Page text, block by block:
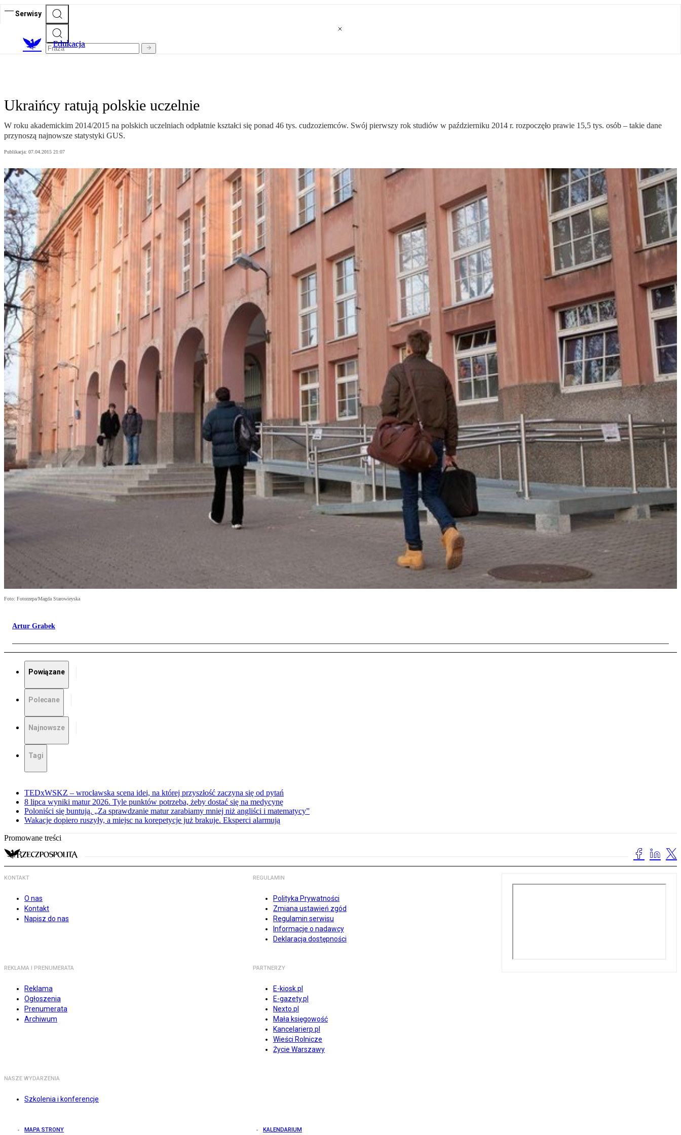
Serwisy
Edukacja
Ukraińcy ratują polskie uczelnie
W roku akademickim 2014/2015 na polskich uczelniach odpłatnie kształci się ponad 46 tys. cudzoziemców. Swój pierwszy rok studiów w październiku 2014 r. rozpoczęło prawie 15,5 tys. osób – takie dane
przynoszą najnowsze statystyki GUS.
Publikacja: 07.04.2015 21:07
Foto: Fotorzepa/Magda Starowieyska
Artur Grabek
Powiązane
Polecane
Najnowsze
Tagi
TEDxWSKZ – wrocławska scena idei, na której przyszłość zaczyna się od pytań
8 lipca wyniki matur 2026. Tyle punktów potrzeba, żeby dostać się na medycynę
Poloniści się buntują. „Za sprawdzanie matur zarabiamy mniej niż angliści i matematycy”
Wakacje dopiero ruszyły, a miejsc na korepetycje już brakuje. Eksperci alarmują
Promowane treści
KONTAKT
O nas
Kontakt
Napisz do nas
REGULAMIN
Polityka Prywatności
Zmiana ustawień zgód
Regulamin serwisu
Informacje o nadawcy
Deklaracja dostępności
REKLAMA I PRENUMERATA
Reklama
Ogłoszenia
Prenumerata
Archiwum
PARTNERZY
E-kiosk.pl
E-gazety.pl
Nexto.pl
Mała księgowość
Kancelarierp.pl
Wieści Rolnicze
Życie Warszawy
NASZE WYDARZENIA
Szkolenia i konferencje
MAPA STRONY KALENDARIUM